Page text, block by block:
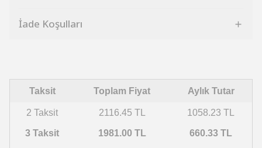
İade Koşulları
Taksit Toplam Fiyat Aylık Tutar
2 Taksit 2116.45 TL 1058.23 TL
3 Taksit 1981.00 TL 660.33 TL